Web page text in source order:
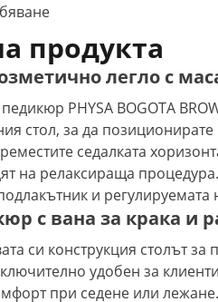
продукта
легло с
PHYSA BOGOTA
стол, за да
седалката
на релаксираща
и
с вана за крака и
си конструкция столът
удобен за
при седене или